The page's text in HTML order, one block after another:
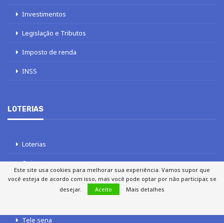
Investimentos
Legislação e Tributos
Imposto de renda
INSS
LOTERIAS
Loterias
Quina
Lotofácil
Tele sena
Este site usa cookies para melhorar sua experiência. Vamos supor que
você esteja de acordo com isso, mas você pode optar por não participar, se
desejar.
Aceito Mais detalhes